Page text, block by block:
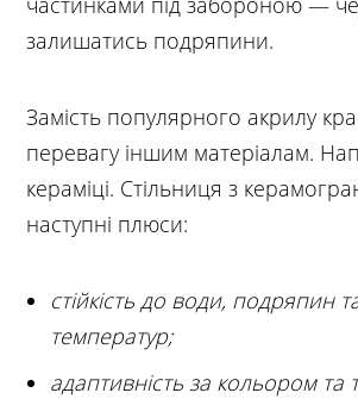
залишатись подряпини.
Замість популярного акрилу
перевагу іншим матеріалам.
кераміці. Стільниця з
наступні плюси:
стійкість до води, подряпин
температур;
адаптивність за кольором та